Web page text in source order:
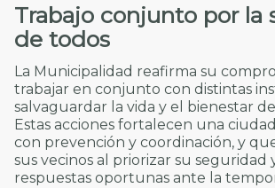
Trabajo conjunto por la
de todos
La Municipalidad reafirma su
trabajar en conjunto con distintas
salvaguardar la vida y el bienestar
Estas acciones fortalecen una
con prevención y coordinación, y
sus vecinos al priorizar su seguridad
respuestas oportunas ante la